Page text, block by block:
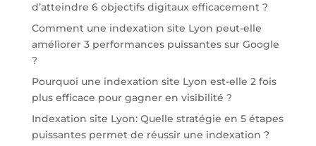
d’atteindre 6 objectifs digitaux efficacement ?
Comment une indexation site Lyon peut-elle
améliorer 3 performances puissantes sur Google
?
Pourquoi une indexation site Lyon est-elle 2 fois
plus efficace pour gagner en visibilité ?
Indexation site Lyon: Quelle stratégie en 5 étapes
puissantes permet de réussir une indexation ?